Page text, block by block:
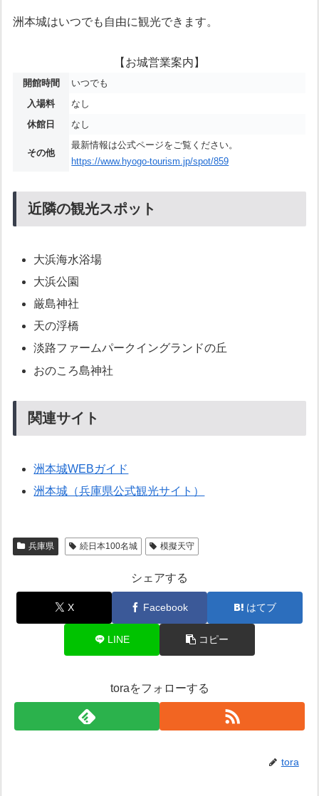
洲本城はいつでも自由に観光できます。
【お城営業案内】
開館時間
いつでも
入場料
なし
休館日
なし
その他
最新情報は公式ページをご覧ください。
https://www.hyogo-tourism.jp/spot/859
近隣の観光スポット
大浜海水浴場
大浜公園
厳島神社
天の浮橋
淡路ファームパークイングランドの丘
おのころ島神社
関連サイト
洲本城WEBガイド
洲本城（兵庫県公式観光サイト）
兵庫県 続日本100名城 模擬天守
シェアする
X Facebook はてブ
LINE コピー
toraをフォローする
tora